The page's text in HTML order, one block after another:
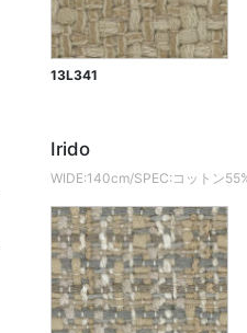
13L341
Irido
WIDE:140cm/SPEC:コットン